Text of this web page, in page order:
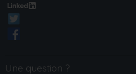
Une question ?